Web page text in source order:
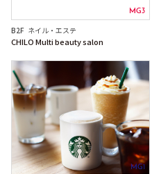
MG3
B2F ネイル・エステ
CHILO Multi beauty salon
MG1